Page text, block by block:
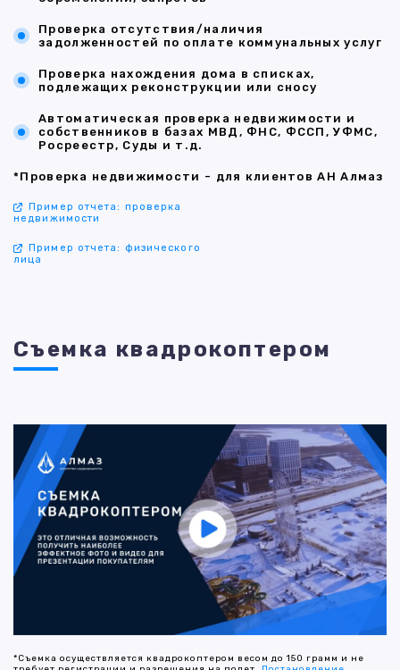
Проверка отсутствия/наличия
задолженностей по оплате коммунальных услуг
Проверка нахождения дома в списках,
подлежащих реконструкции или сносу
Автоматическая проверка недвижимости и
собственников в базах МВД, ФНС, ФССП, УФМС,
Росреестр, Суды и т.д.
*Проверка недвижимости - для клиентов АН Алмаз
Пример отчета: проверка
недвижимости
Пример отчета: физического
лица
Съемка квадрокоптером
*Съемка осуществляется квадрокоптером весом до 150 грамм и не